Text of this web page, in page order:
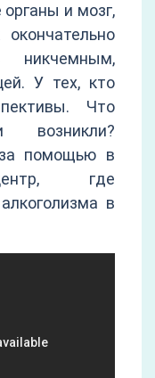
и мозг,
никчемным,
У тех, кто
Что
помощью в
где
в